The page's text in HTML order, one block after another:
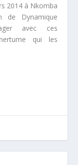
2014 à Nkomba
de Dynamique
avec ces
qui les